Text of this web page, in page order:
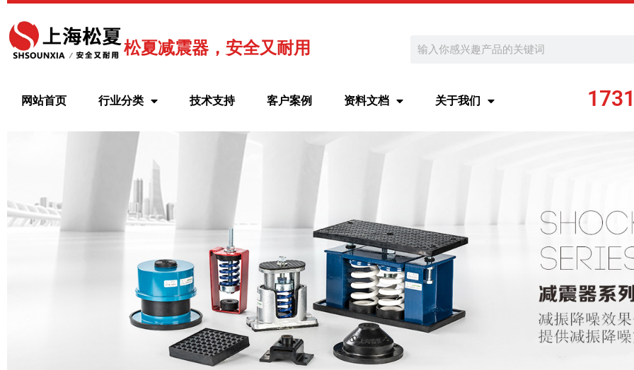
至
内
松夏减震器，安全又耐用
网站首页 行业分类 技术支持 客户案例 资料文档 关于我们